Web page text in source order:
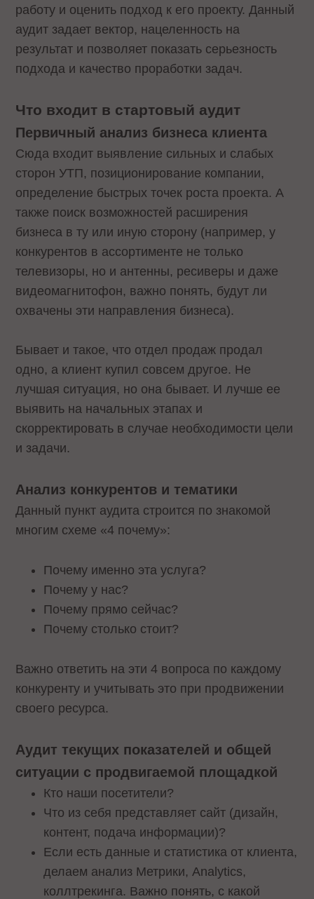
работу и оценить подход к его проекту. Данный
аудит задает вектор, нацеленность на
результат и позволяет показать серьезность
подхода и качество проработки задач.
Что входит в стартовый аудит
Первичный анализ бизнеса клиента
Сюда входит выявление сильных и слабых
сторон УТП, позиционирование компании,
определение быстрых точек роста проекта. А
также поиск возможностей расширения
бизнеса в ту или иную сторону (например, у
конкурентов в ассортименте не только
телевизоры, но и антенны, ресиверы и даже
видеомагнитофон, важно понять, будут ли
охвачены эти направления бизнеса).
Бывает и такое, что отдел продаж продал
одно, а клиент купил совсем другое. Не
лучшая ситуация, но она бывает. И лучше ее
выявить на начальных этапах и
скорректировать в случае необходимости цели
и задачи.
Анализ конкурентов и тематики
Данный пункт аудита строится по знакомой
многим схеме «4 почему»:
Почему именно эта услуга?
Почему у нас?
Почему прямо сейчас?
Почему столько стоит?
Важно ответить на эти 4 вопроса по каждому
конкуренту и учитывать это при продвижении
своего ресурса.
Аудит текущих показателей и общей
ситуации с продвигаемой площадкой
Кто наши посетители?
Что из себя представляет сайт (дизайн,
контент, подача информации)?
Если есть данные и статистика от клиента,
делаем анализ Метрики, Analytics,
коллтрекинга. Важно понять, с какой